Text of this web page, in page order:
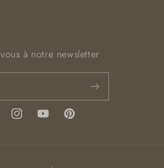
à notre newsletter
InstagramYouTubePinterest